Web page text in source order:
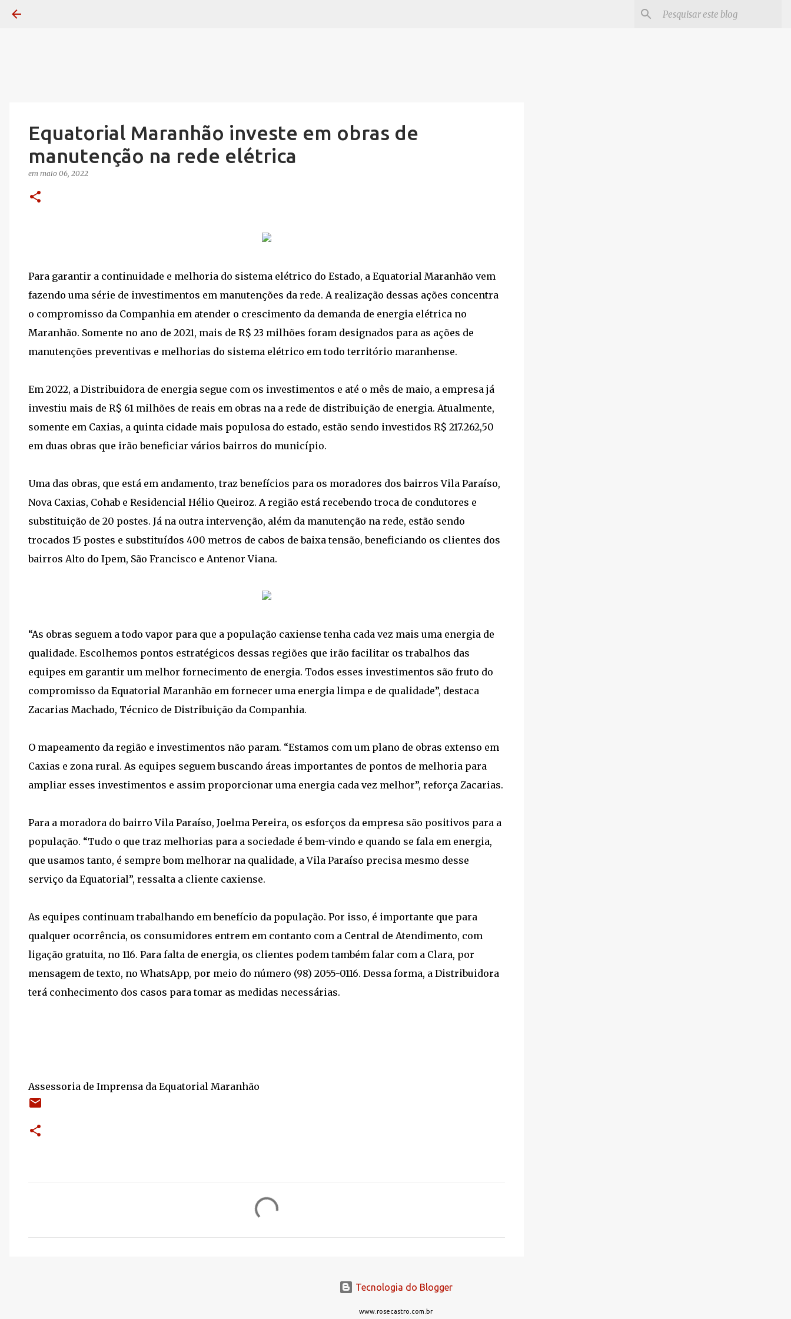
Equatorial Maranhão investe em obras de
manutenção na rede elétrica
em maio 06, 2022
Para garantir a continuidade e melhoria do sistema elétrico do Estado, a Equatorial Maranhão vem
fazendo uma série de investimentos em manutenções da rede. A realização dessas ações concentra
o compromisso da Companhia em atender o crescimento da demanda de energia elétrica no
Maranhão. Somente no ano de 2021, mais de R$ 23 milhões foram designados para as ações de
manutenções preventivas e melhorias do sistema elétrico em todo território maranhense.
Em 2022, a Distribuidora de energia segue com os investimentos e até o mês de maio, a empresa já
investiu mais de R$ 61 milhões de reais em obras na a rede de distribuição de energia. Atualmente,
somente em Caxias, a quinta cidade mais populosa do estado, estão sendo investidos R$ 217.262,50
em duas obras que irão beneficiar vários bairros do município.
Uma das obras, que está em andamento, traz benefícios para os moradores dos bairros Vila Paraíso,
Nova Caxias, Cohab e Residencial Hélio Queiroz. A região está recebendo troca de condutores e
substituição de 20 postes. Já na outra intervenção, além da manutenção na rede, estão sendo
trocados 15 postes e substituídos 400 metros de cabos de baixa tensão, beneficiando os clientes dos
bairros Alto do Ipem, São Francisco e Antenor Viana.
“As obras seguem a todo vapor para que a população caxiense tenha cada vez mais uma energia de
qualidade. Escolhemos pontos estratégicos dessas regiões que irão facilitar os trabalhos das
equipes em garantir um melhor fornecimento de energia. Todos esses investimentos são fruto do
compromisso da Equatorial Maranhão em fornecer uma energia limpa e de qualidade”, destaca
Zacarias Machado, Técnico de Distribuição da Companhia.
O mapeamento da região e investimentos não param. “Estamos com um plano de obras extenso em
Caxias e zona rural. As equipes seguem buscando áreas importantes de pontos de melhoria para
ampliar esses investimentos e assim proporcionar uma energia cada vez melhor”, reforça Zacarias.
Para a moradora do bairro Vila Paraíso, Joelma Pereira, os esforços da empresa são positivos para a
população. “Tudo o que traz melhorias para a sociedade é bem-vindo e quando se fala em energia,
que usamos tanto, é sempre bom melhorar na qualidade, a Vila Paraíso precisa mesmo desse
serviço da Equatorial”, ressalta a cliente caxiense.
As equipes continuam trabalhando em benefício da população. Por isso, é importante que para
qualquer ocorrência, os consumidores entrem em contanto com a Central de Atendimento, com
ligação gratuita, no 116. Para falta de energia, os clientes podem também falar com a Clara, por
mensagem de texto, no WhatsApp, por meio do número (98) 2055-0116. Dessa forma, a Distribuidora
terá conhecimento dos casos para tomar as medidas necessárias.
Assessoria de Imprensa da Equatorial Maranhão
Tecnologia do Blogger
www.rosecastro.com.br